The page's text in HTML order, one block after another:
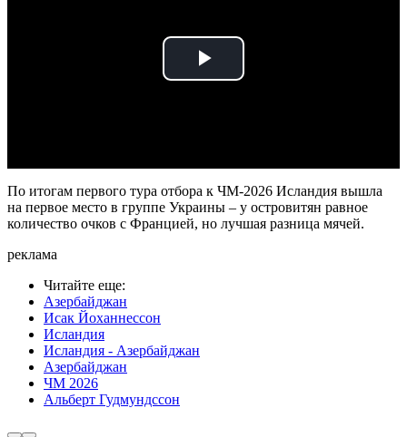
Play
По итогам первого тура отбора к ЧМ-2026 Исландия вышла
на первое место в группе Украины – у островитян равное
количество очков с Францией, но лучшая разница мячей.
реклама
Читайте еще:
Азербайджан
Исак Йоханнессон
Исландия
Исландия - Азербайджан
Азербайджан
ЧМ 2026
Альберт Гудмундссон